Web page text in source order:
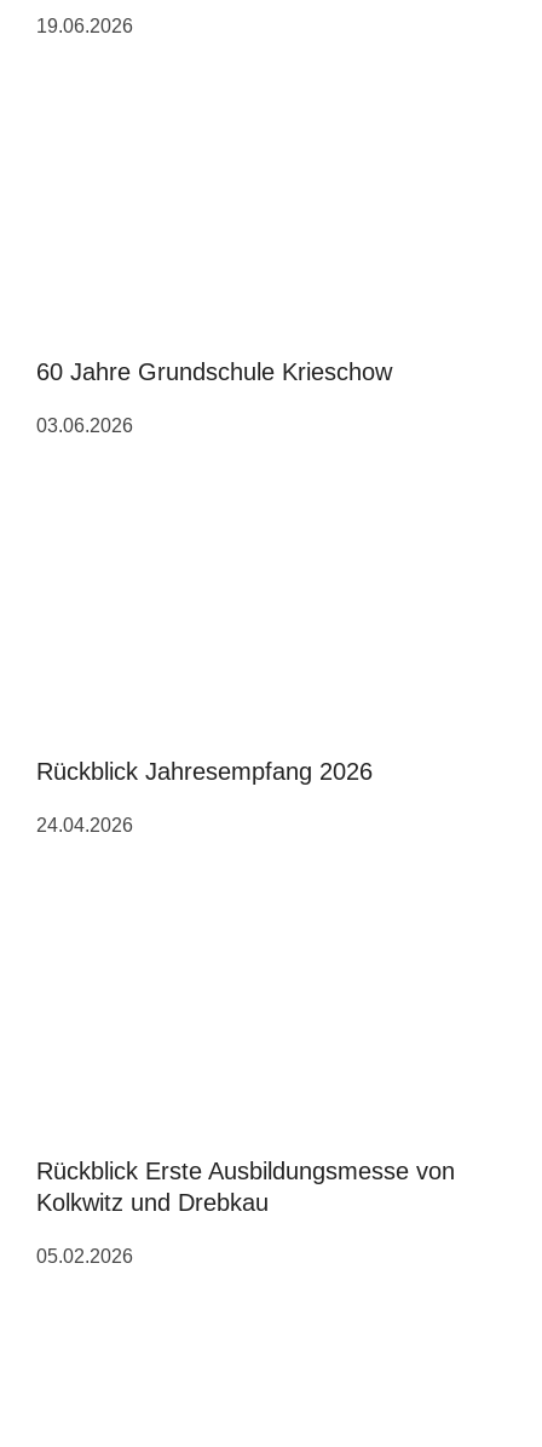
19.06.2026
60 Jahre Grundschule Krieschow
03.06.2026
Rückblick Jahresempfang 2026
24.04.2026
Rückblick Erste Ausbildungsmesse von
Kolkwitz und Drebkau
05.02.2026